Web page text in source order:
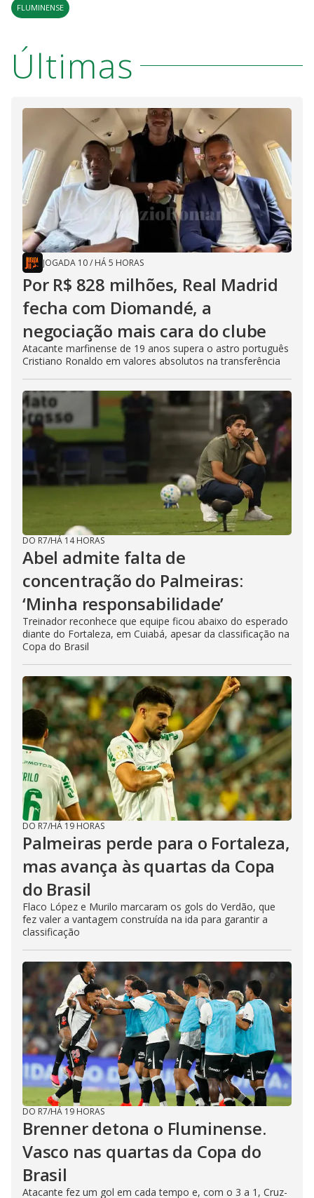
FLUMINENSE
Últimas
JOGADA 10/ HÁ 5 HORAS
Por R$ 828 milhões, Real Madrid
fecha com Diomandé, a
negociação mais cara do clube
Atacante marfinense de 19 anos supera o astro português
Cristiano Ronaldo em valores absolutos na transferência
DO R7/HÁ 14 HORAS
Abel admite falta de
concentração do Palmeiras:
‘Minha responsabilidade’
Treinador reconhece que equipe ficou abaixo do esperado
diante do Fortaleza, em Cuiabá, apesar da classificação na
Copa do Brasil
DO R7/HÁ 19 HORAS
Palmeiras perde para o Fortaleza,
mas avança às quartas da Copa
do Brasil
Flaco López e Murilo marcaram os gols do Verdão, que
fez valer a vantagem construída na ida para garantir a
classificação
DO R7/HÁ 19 HORAS
Brenner detona o Fluminense.
Vasco nas quartas da Copa do
Brasil
Atacante fez um gol em cada tempo e, com o 3 a 1, Cruz-